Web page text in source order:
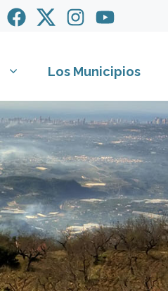
Los Municipios